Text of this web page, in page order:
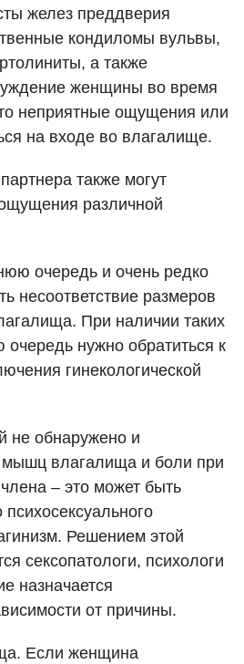
томография
Отделение кардиососудистой патологии и неврологии
состояний
отделение
помощь
желез преддверия
кондиломы вульвы,
а также
женщины во время
неприятные ощущения или
на входе во влагалище.
также могут
различной
очередь и очень редко
несоответствие размеров
При наличии таких
нужно обратиться к
гинекологической
не обнаружено и
мышц влагалища и боли при
– это может быть
Решением этой
сексопатологи, психологи
назначается
от причины.
Если женщина